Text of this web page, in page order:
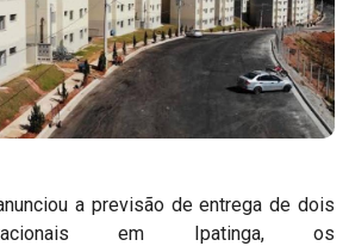
a previsão de entrega de dois
em Ipatinga, os